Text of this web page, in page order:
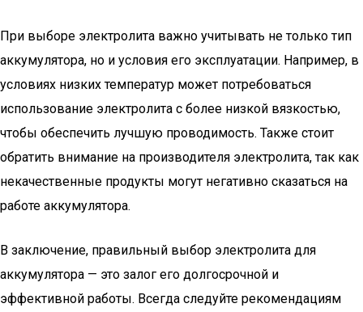
При выборе электролита важно учитывать не только тип
аккумулятора, но и условия его эксплуатации. Например, в
условиях низких температур может потребоваться
использование электролита с более низкой вязкостью,
чтобы обеспечить лучшую проводимость. Также стоит
обратить внимание на производителя электролита, так как
некачественные продукты могут негативно сказаться на
работе аккумулятора.
В заключение, правильный выбор электролита для
аккумулятора — это залог его долгосрочной и
эффективной работы. Всегда следуйте рекомендациям